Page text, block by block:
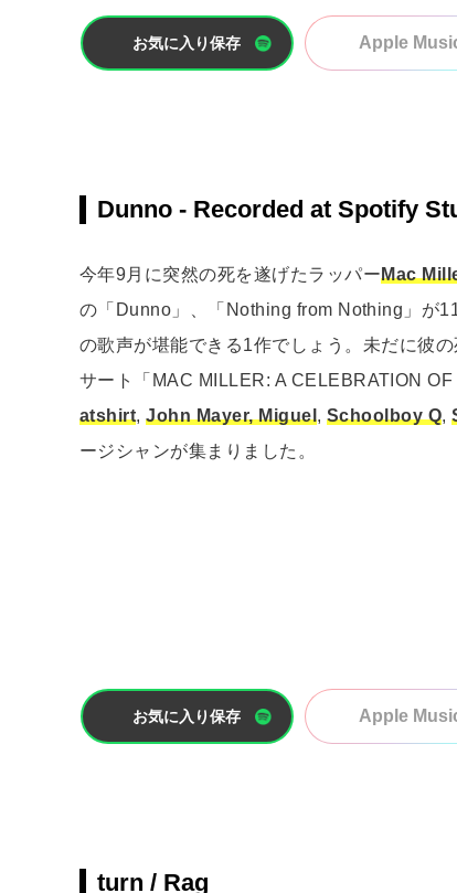
お気に入り保存 Apple
Dunno - Recorded at Spotify
今年9月に突然の死を遂げたラッパーMac
の「Dunno」、「Nothing from Nothing」が
の歌声が堪能できる1作でしょう。未だに彼
サート「MAC MILLER: A CELEBRATION
atshirt,John Mayer, Miguel, Schoolboy Q,
ージシャンが集まりました。
お気に入り保存 Apple
turn / Rag